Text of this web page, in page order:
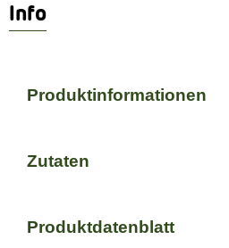
Info
Produktinformationen
Zutaten
Produktdatenblatt